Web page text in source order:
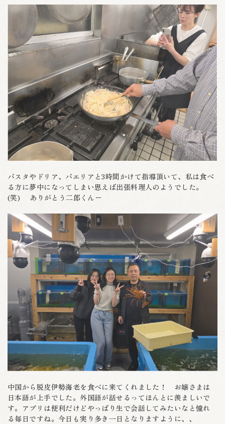
パスタやドリア、パエリアと3時間かけて指導頂いて、私は食べ
る方に夢中になってしまい思えば出張料理人のようでした。
(笑) ありがとう二郎くんー
中国から脱皮伊勢海老を食べに来てくれました！ お嬢さまは
日本語が上手でした。外国語が話せるってほんとに羨ましいで
す。アプリは便利だけどやっぱり生で会話してみたいなと憧れ
る毎日ですね。今日も実り多き一日となりますように、、